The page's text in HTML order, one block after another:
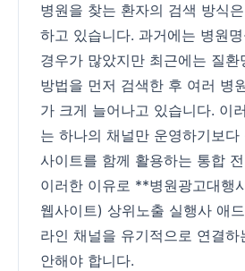
병원을 찾는 환자의 검색 방식
하고 있습니다. 과거에는 병원
경우가 많았지만 최근에는 질환
방법을 먼저 검색한 후 여러 병
가 크게 늘어나고 있습니다. 이
는 하나의 채널만 운영하기보다
사이트를 함께 활용하는 통합
이러한 이유로 **병원광고대행
웹사이트) 상위노출 실행사 애
라인 채널을 유기적으로 연결하
안해야 합니다.